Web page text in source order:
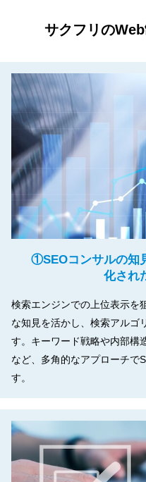
サクフリの
①SEOコンサルの知
化され
検索エンジンでの上位表示を
な知見を活かし、検索アルゴ
す。キーワード戦略や内部構
など、多角的なアプローチで
す。